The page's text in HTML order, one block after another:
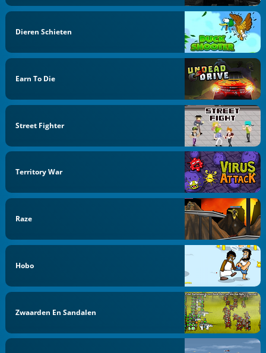
Dieren Schieten
Earn To Die
Street Fighter
Territory War
Raze
Hobo
Zwaarden En Sandalen